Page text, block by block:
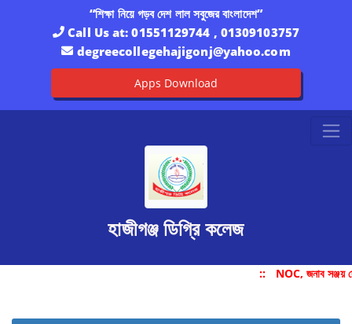
“শিক্ষা নিয়ে গড়ব দেশ লাল সবুজের বাংলাদেশ”
Call Us at:01551129744 , 01309103757
degreecollegehajigonj@yahoo.com
Apps Download
হাজীগঞ্জ ডিগ্রি কলেজ
:: NOC, জনাব সঞ্জয়